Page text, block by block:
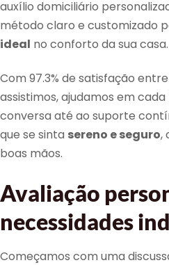
auxílio domiciliário
método claro e customizado
ideal no conforto da sua casa.
Com 97.3% de satisfação
assistimos, ajudamos em
conversa até ao suporte
que se sinta sereno e seguro,
boas mãos.
Avaliação
necessidades
Começamos com uma